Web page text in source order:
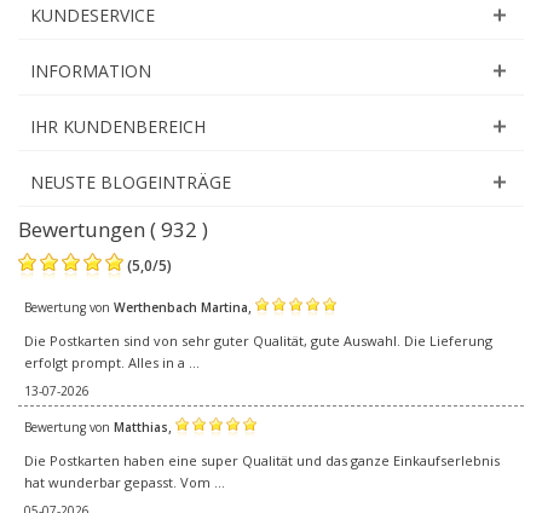
KUNDESERVICE
INFORMATION
IHR KUNDENBEREICH
NEUSTE BLOGEINTRÄGE
Bewertungen ( 932 )
(5,0/5)
Bewertung von Werthenbach Martina,
Die Postkarten sind von sehr guter Qualität, gute Auswahl. Die Lieferung
erfolgt prompt. Alles in a ...
13-07-2026
Bewertung von Matthias,
Die Postkarten haben eine super Qualität und das ganze Einkaufserlebnis
hat wunderbar gepasst. Vom ...